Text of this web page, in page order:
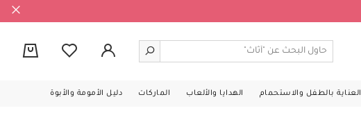
العناية بالطفل والاستحمام الهدايا والألعاب الماركات دليل الأمومة والأبوة